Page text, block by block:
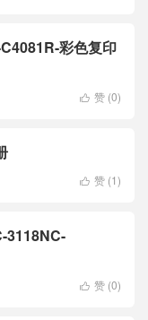
彩色复印
 赞 (0)
 赞 (1)
3118NC-
 赞 (0)